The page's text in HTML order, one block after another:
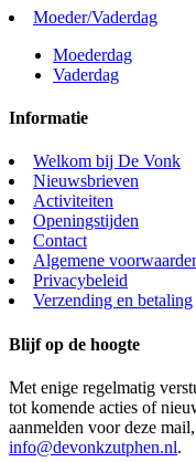
Moeder/Vaderdag
Moederdag
Vaderdag
Informatie
Welkom bij De Vonk
Nieuwsbrieven
Activiteiten
Openingstijden
Contact
Algemene
Privacybeleid
Verzending en betaling
Blijf op de hoogte
Met enige regelmatig
tot komende acties of
aanmelden voor deze
info@devonkzutphen.nl.